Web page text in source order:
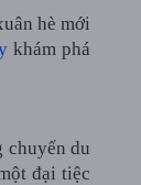
hè mới
khám phá
chuyến du
đại tiệc